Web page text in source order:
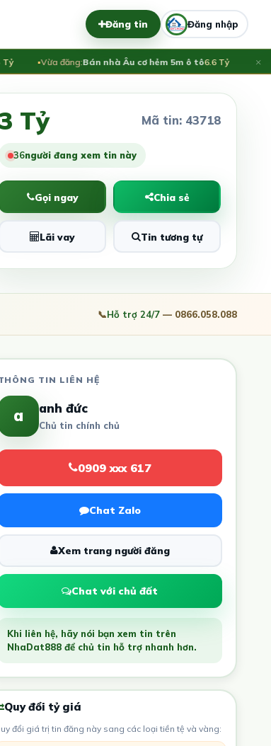
Đăng tin Đăng nhập
Vừa đăng:Bán nhà Âu cơ hẻm 5m ô tô 6.6 Tỷ Vừa×
Tỷ Mã tin: 43718
36người đang xem tin này
Gọi ngay Chia sẻ
Lãi vay Tin tương tự
📞Hỗ trợ 24/7 — 0866.058.088
TIN LIÊN HỆ
a anh đức
Chủ tin chính chủ
0909 xxx 617
Chat Zalo
Xem trang người đăng
Chat với chủ đất
Khi liên hệ, hãy nói bạn xem tin trên
NhaDat888 để chủ tin hỗ trợ nhanh hơn.
Quy đổi tỷ giá
đổi giá trị tin đăng này sang các loại tiền tệ và vàng: